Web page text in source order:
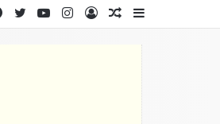
Barra
Artigo
aleatório
Entrar
Instagram
YouTube
Twitter
Facebook